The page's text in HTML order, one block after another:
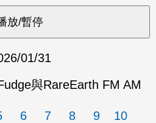
01/31
與RareEarth FM AM
6 7 8 9
10